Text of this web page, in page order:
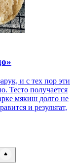
и с тех пор эти
Тесто получается
мякиш долго не
и результат,